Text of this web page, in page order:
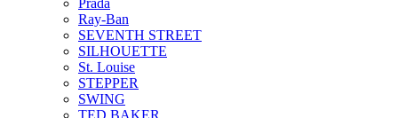
Ray-Ban
SEVENTH STREET
SILHOUETTE
St. Louise
STEPPER
SWING
TED BAKER